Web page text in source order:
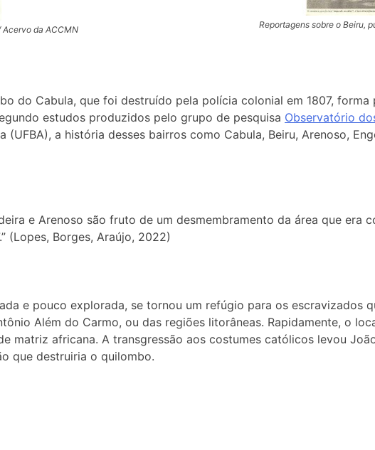
Acervo da ACCMN Reportagens sobre o Beiru,
do Cabula, que foi destruído pela polícia colonial em 1807,
estudos produzidos pelo grupo de pesquisa Observatório
(UFBA), a história desses bairros como Cabula, Beiru, Arenoso,
e Arenoso são fruto de um desmembramento da área que
(Lopes, Borges, Araújo, 2022)
e pouco explorada, se tornou um refúgio para os escravizados
Além do Carmo, ou das regiões litorâneas. Rapidamente, o
matriz africana. A transgressão aos costumes católicos levou
que destruiria o quilombo.